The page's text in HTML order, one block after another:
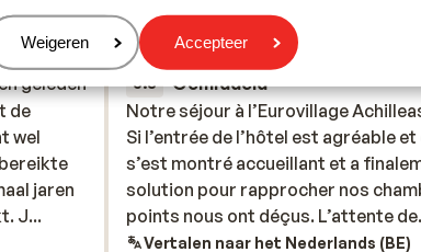
Beheren
Weigeren Accepteer
geleden
de
wel
jaren
Je moet
de
wel
jaren
J...
5.3 Gemiddeld
Notre séjour à l’Eurovillage
Si l’entrée de l’hôtel est agréable
s’est montré accueillant et a
solution pour rapprocher nos
points nous ont déçus. L’attente de
avant d’obtenir les chambres, sans
Notre séjour à l’Eurovillage
Si l’entrée de l’hôtel est agréable
s’est montré accueillant et a
solution pour rapprocher nos
points nous ont déçus. L’attente
Vertalen naar het Nederlands (BE)